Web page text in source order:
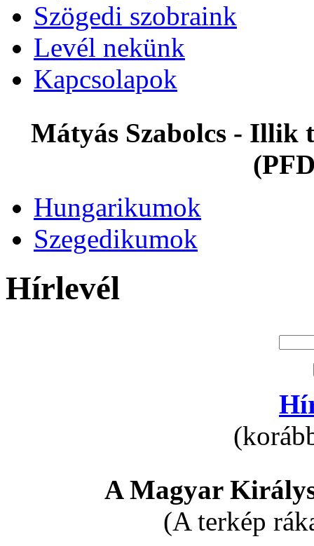
Szögedi szobraink
Levél nekünk
Kapcsolapok
Mátyás Szabolcs - Illik
Hungarikumok
Szegedikumok
Hírlevél
A Magyar
(A terkép